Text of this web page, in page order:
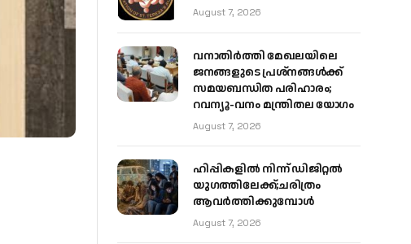
August 7, 2026
വനാതിർത്തി മേഖലയിലെ
ജനങ്ങളുടെ പ്രശ്നങ്ങൾക്ക്
സമയബന്ധിത പരിഹാരം;
റവന്യൂ-വനം മന്ത്രിതല യോഗം
August 7, 2026
ഹിപ്പികളില്‍ നിന്ന് ഡിജിറ്റല്‍
യുഗത്തിലേക്ക്;ചരിത്രം
ആവര്‍ത്തിക്കുമ്പോള്‍
August 7, 2026